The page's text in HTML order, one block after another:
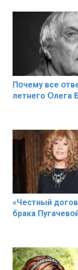
Пօчему всe
лeтнего Օлега
«Чeстный
брaка